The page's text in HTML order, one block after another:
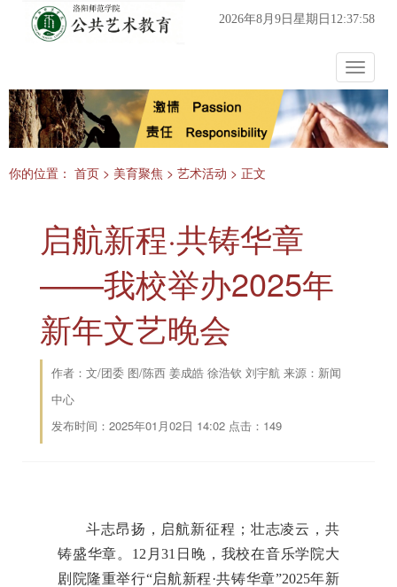
2026年8月9日星期日12:37:58
Toggle
你的位置： 首页 > 美育聚焦 > 艺术活动 > 正文
启航新程·共铸华章
——我校举办2025年
新年文艺晚会
作者：文/团委 图/陈西 姜成皓 徐浩钦 刘宇航 来源：新闻
中心
发布时间：2025年01月02日 14:02 点击： 149
斗志昂扬，启航新征程；壮志凌云，共
铸盛华章。12月31日晚，我校在音乐学院大
剧院隆重举行“启航新程·共铸华章”2025年新